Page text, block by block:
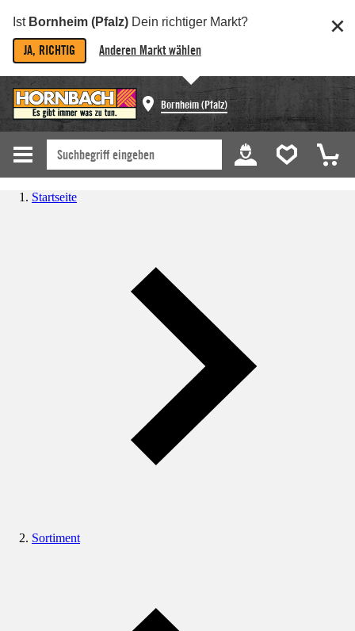
Ist Bornheim (Pfalz) Dein richtiger Markt?
JA, RICHTIG Anderen Markt wählen
Bornheim (Pfalz)
Startseite
Sortiment